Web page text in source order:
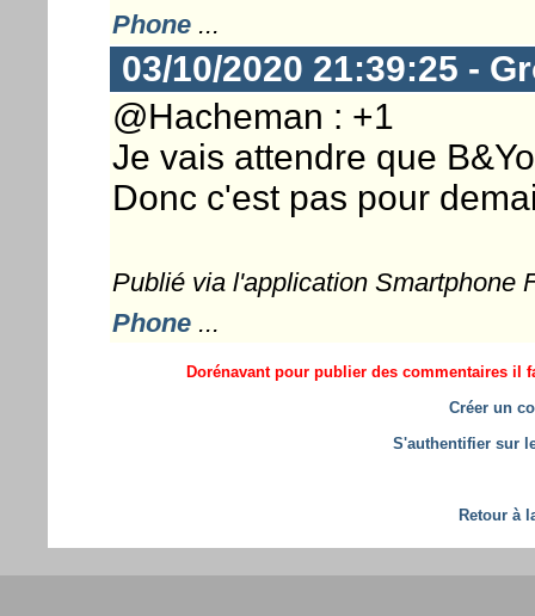
Phone...
03/10/2020 21:39:25 -
@Hacheman : +1
Je vais attendre que
Donc c'est pas pour
Publié via l'application Smartphone
Phone...
Dorénavant pour publier des commentaires il
Créer un
S'authentifier sur
Retour à